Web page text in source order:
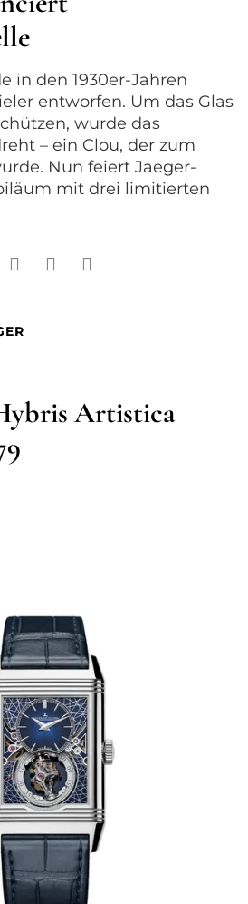
in den 1930er-Jahren
entworfen. Um das Glas
wurde das
– ein Clou, der zum
Nun feiert Jaeger-
mit drei limitierten
Artistica